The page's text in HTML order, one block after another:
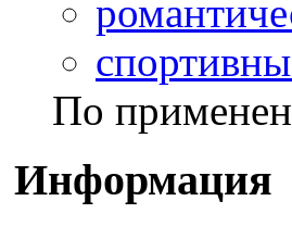
По
Информация